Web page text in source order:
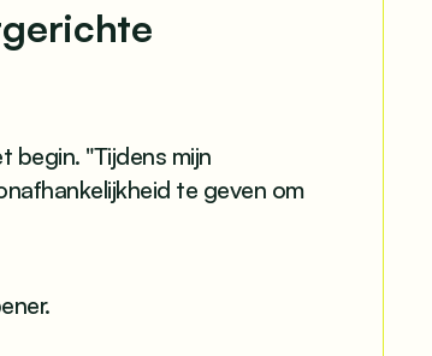
begin. "Tijdens mijn
te geven om